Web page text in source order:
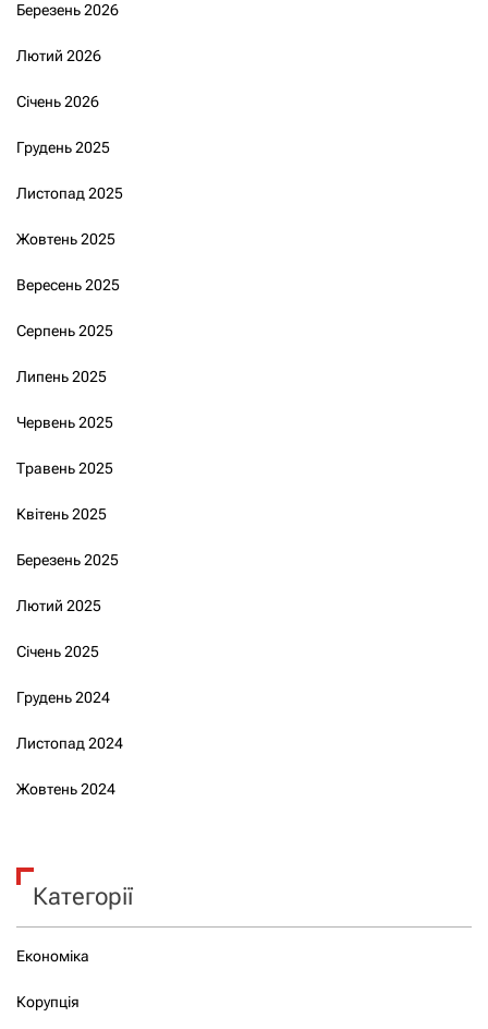
Березень 2026
Лютий 2026
Січень 2026
Грудень 2025
Листопад 2025
Жовтень 2025
Вересень 2025
Серпень 2025
Липень 2025
Червень 2025
Травень 2025
Квітень 2025
Березень 2025
Лютий 2025
Січень 2025
Грудень 2024
Листопад 2024
Жовтень 2024
Категорії
Економіка
Корупція